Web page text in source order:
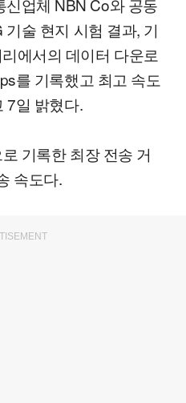
업체 NBN Co와 공동
술 현지 시험 결과, 기
에서의 데이터 다운로
를 기록했고 최고 속도
7일 밝혔다.
기록한 최장 전송 거
속도다.